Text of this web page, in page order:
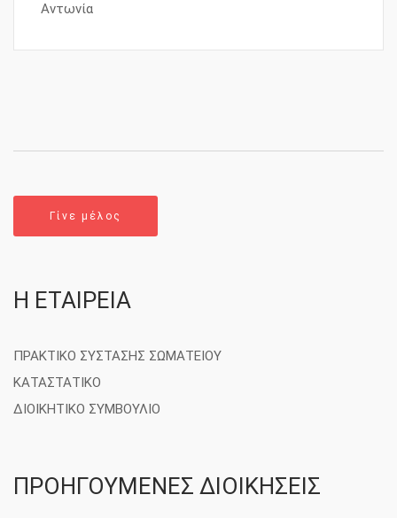
Αντωνία
Γίνε μέλος
Η ΕΤΑΙΡΕΙΑ
ΠΡΑΚΤΙΚΟ ΣΥΣΤΑΣΗΣ ΣΩΜΑΤΕΙΟΥ
ΚΑΤΑΣΤΑΤΙΚΟ
ΔΙΟΙΚΗΤΙΚΟ ΣΥΜΒΟΥΛΙΟ
ΠΡΟΗΓΟΥΜΕΝΕΣ ΔΙΟΙΚΗΣΕΙΣ